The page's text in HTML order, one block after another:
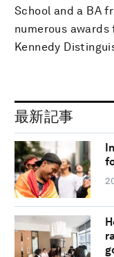
School and a BA
numerous
Kennedy
最新記事